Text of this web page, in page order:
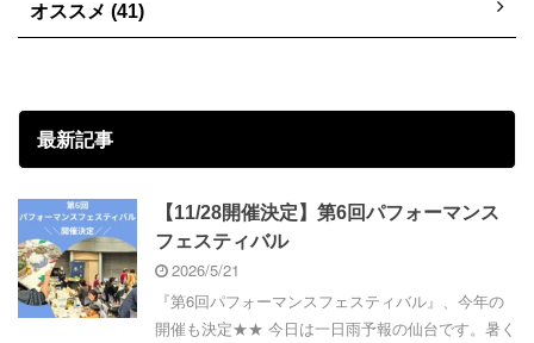
オススメ (41)
最新記事
【11/28開催決定】第6回パフォーマンス
フェスティバル
2026/5/21
『第6回パフォーマンスフェスティバル』、今年の
開催も決定★★ 今日は一日雨予報の仙台です。暑く